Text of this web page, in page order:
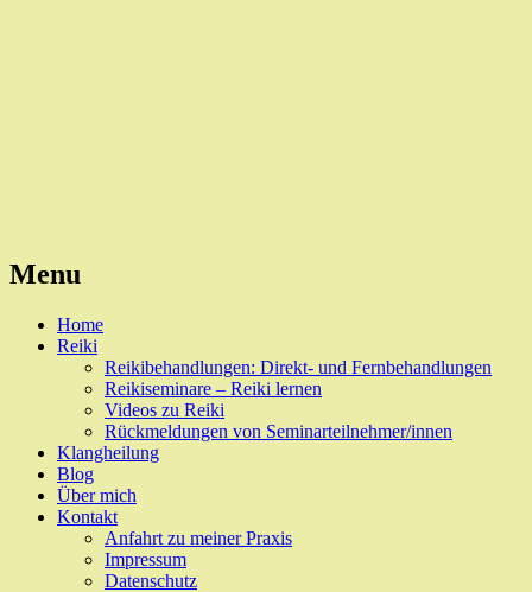
Menu
Skip
Home
Reiki
Reikibehandlungen: Direkt- und Fernbehandlungen
Reikiseminare – Reiki lernen
Videos zu Reiki
Rückmeldungen von Seminarteilnehmer/innen
Klangheilung
Blog
Über mich
Kontakt
Anfahrt zu meiner Praxis
Impressum
Datenschutz